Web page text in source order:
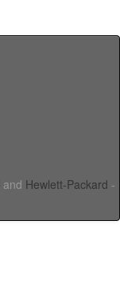
and Hewlett-Packard -